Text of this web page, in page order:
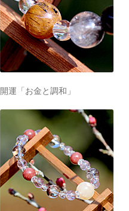
開運「お金と調和」